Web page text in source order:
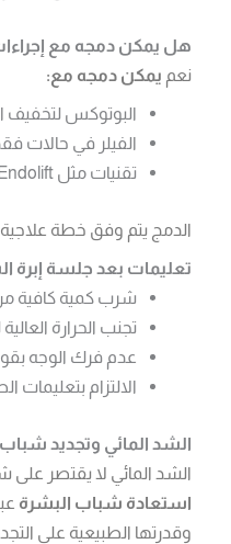
هل يمكن دمجه مع
نعم يمكن دمجه مع:
البوتوكس لتخفيف
الفيلر في حالات
تقنيات مثل Endolift في حالات الارتخاء الأكبر.
الدمج يتم وفق خطة
تعليمات بعد جلسة إبرة
شرب كمية كافية
تجنب الحرارة العالية لمدة
عدم فرك الوجه
الالتزام بتعليمات
الشد المائي وتجديد
الشد المائي لا يقتصر
استعادة شباب البشرة
وقدرتها الطبيعية على